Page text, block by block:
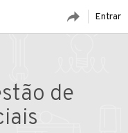
Entrar
de